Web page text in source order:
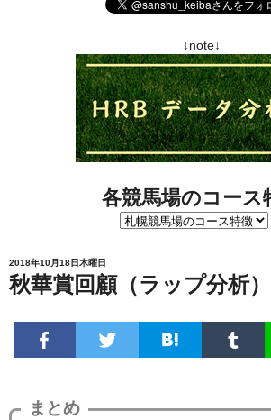
↓note↓
各競馬場のコース
2018年10月18日木曜日
秋華賞回顧（ラップ分析
まとめ